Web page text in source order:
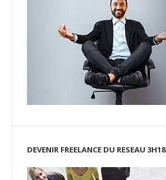
DEVENIR FREELANCE DU RESEAU 3H18